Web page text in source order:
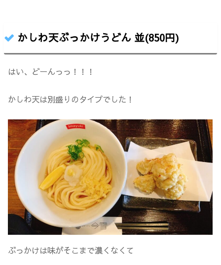
かしわ天ぶっかけうどん 並(850円)
はい、どーんっっ！！！
かしわ天は別盛りのタイプでした！
ぶっかけは味がそこまで濃くなくて